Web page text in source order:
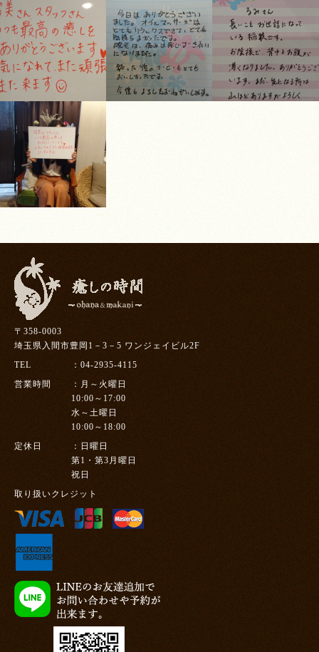
〒358-0003
埼玉県入間市豊岡1－3－5 ワンジェイビル2F
TEL
04-2935-4115
営業時間
月～火曜日
10:00～17:00
水～土曜日
10:00～18:00
定休日
日曜日
第1・第3月曜日
祝日
取り扱いクレジット